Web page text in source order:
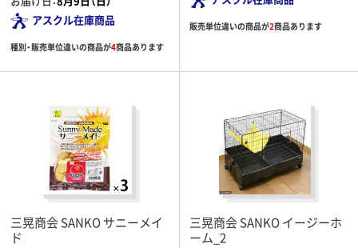
アスクル在庫商品
種別・販売単位違いの商品が4商品あります
販売単位違いの商品が2商品あります
三晃商会 SANKO サニーメイ
ド
三晃商会 SANKO イージーホ
ーム_2